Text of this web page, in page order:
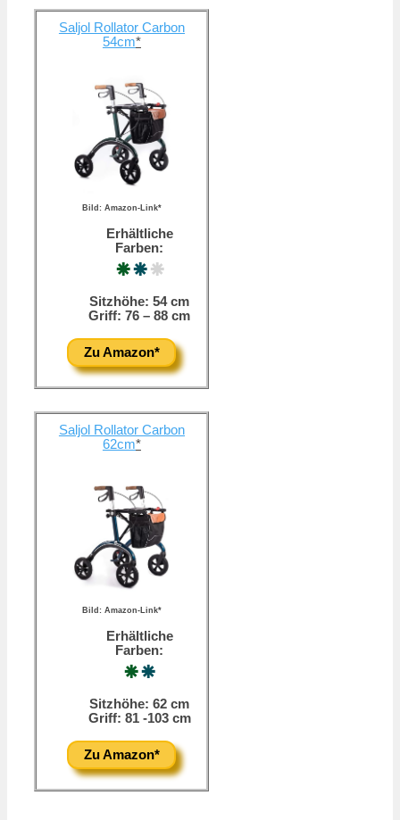
Saljol Rollator Carbon
54cm*
Bild: Amazon-Link*
Erhältliche
Farben:
⁕⁕⁕
Sitzhöhe: 54 cm
Griff: 76 – 88 cm
Zu Amazon*
Saljol Rollator Carbon
62cm*
Bild: Amazon-Link*
Erhältliche
Farben:
⁕⁕
Sitzhöhe: 62 cm
Griff: 81 -103 cm
Zu Amazon*